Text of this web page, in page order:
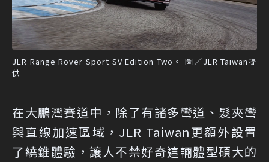
JLR Range Rover Sport SV Edition Two。 圖／JLR Taiwan提
供
在大鵬灣賽道中，除了有諸多彎道、髮夾彎
與直線加速區域，JLR Taiwan更額外設置
了繞錐體驗，讓人不禁好奇這輛體型碩大的